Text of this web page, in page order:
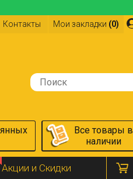
Контакты Мои закладки (0)
Все товары в
наличии
Акции и Скидки